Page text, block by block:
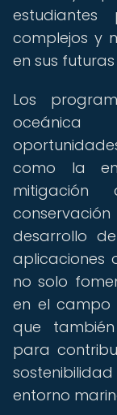
complejos y
en sus
Los
oceánica
como la
desarrollo
aplicaciones
no solo
en el campo
que
para
entorno